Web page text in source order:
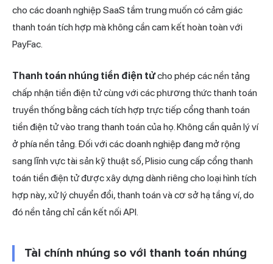
cho các doanh nghiệp SaaS tầm trung muốn có cảm giác
thanh toán tích hợp mà không cần cam kết hoàn toàn với
PayFac.
Thanh toán nhúng tiền điện tửcho phép các nền tảng
chấp nhận tiền điện tử cùng với các phương thức thanh toán
truyền thống bằng cách tích hợp trực tiếp cổng thanh toán
tiền điện tử vào trang thanh toán của họ. Không cần quản lý ví
ở phía nền tảng. Đối với các doanh nghiệp đang mở rộng
sang lĩnh vực tài sản kỹ thuật số,Plisio cung cấp cổng thanh
toán tiền điện tử được xây dựng dành riêng cho loại hình tích
hợp này, xử lý chuyển đổi, thanh toán và cơ sở hạ tầng ví, do
đó nền tảng chỉ cần kết nối API.
Tài chính nhúng so với thanh toán nhúng